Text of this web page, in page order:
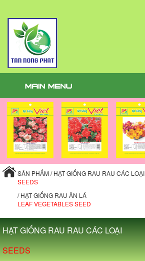
SẢN PHẨM / HẠT GIỐNG RAU RAU CÁC LOẠI
SEEDS
/ HẠT GIỐNG RAU ĂN LÁ
LEAF VEGETABLES SEED
HẠT GIỐNG RAU RAU CÁC LOẠI
SEEDS